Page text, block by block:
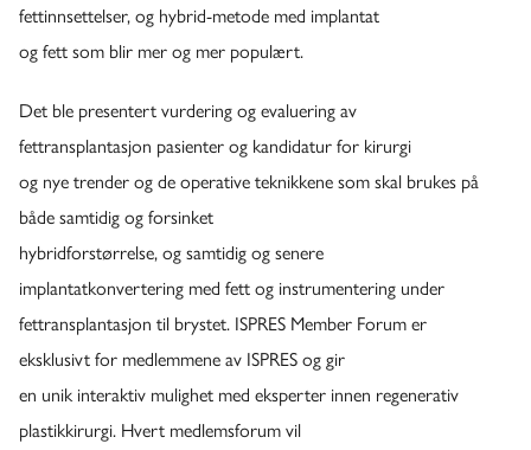
fettinnsettelser, og hybrid-metode med implantat
og fett som blir mer og mer populært.
Det ble presentert vurdering og evaluering av
fettransplantasjon pasienter og kandidatur for kirurgi
og nye trender og de operative teknikkene som skal brukes på
både samtidig og forsinket
hybridforstørrelse, og samtidig og senere
implantatkonvertering med fett og instrumentering under
fettransplantasjon til brystet. ISPRES Member Forum er
eksklusivt for medlemmene av ISPRES og gir
en unik interaktiv mulighet med eksperter innen regenerativ
plastikkirurgi. Hvert medlemsforum vil